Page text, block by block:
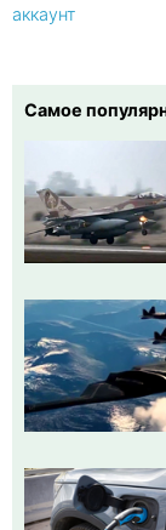
аккаунт
Самое